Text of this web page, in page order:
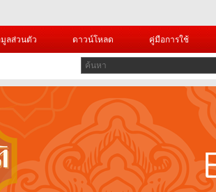
ลส่วนตัว ดาวน์โหลด คู่มือการใช้